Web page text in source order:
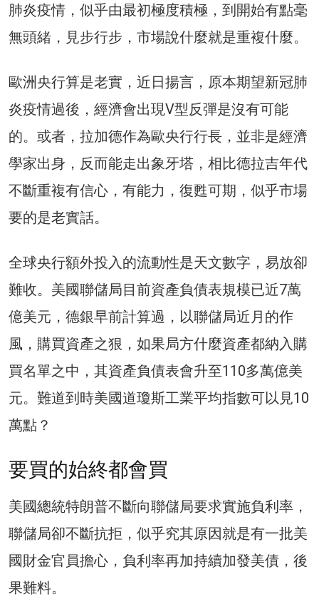
肺炎疫情，似乎由最初極度積極，到開始有點毫
無頭緒，見步行步，市場說什麼就是重複什麼。
歐洲央行算是老實，近日揚言，原本期望新冠肺
炎疫情過後，經濟會出現V型反彈是沒有可能
的。或者，拉加德作為歐央行行長，並非是經濟
學家出身，反而能走出象牙塔，相比德拉吉年代
不斷重複有信心，有能力，復甦可期，似乎市場
要的是老實話。
全球央行額外投入的流動性是天文數字，易放卻
難收。美國聯儲局目前資產負債表規模已近7萬
億美元，德銀早前計算過，以聯儲局近月的作
風，購買資產之狠，如果局方什麼資產都納入購
買名單之中，其資產負債表會升至110多萬億美
元。難道到時美國道瓊斯工業平均指數可以見10
萬點？
要買的始終都會買
美國總統特朗普不斷向聯儲局要求實施負利率，
聯儲局卻不斷抗拒，似乎究其原因就是有一批美
國財金官員擔心，負利率再加持續加發美債，後
果難料。